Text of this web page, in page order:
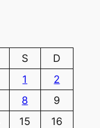
S
D
1
2
8
9
15
16